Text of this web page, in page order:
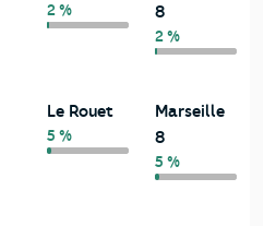
2 %
8
2 %
Le Rouet
5 %
Marseille
8
5 %